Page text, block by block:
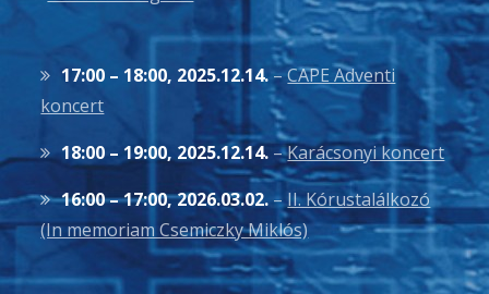
17:00 – 18:00, 2025.12.14.–CAPE Adventi
koncert
18:00 – 19:00, 2025.12.14. –Karácsonyi koncert
16:00–17:00,2026.03.02.–II. Kórustalálkozó
(In memoriam Csemiczky Miklós)